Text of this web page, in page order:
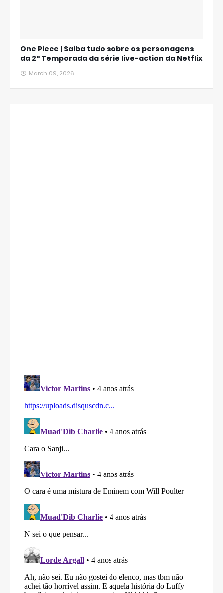
One Piece | Saiba tudo sobre os personagens
da 2ª Temporada da série live-action da Netflix
March 09, 2026